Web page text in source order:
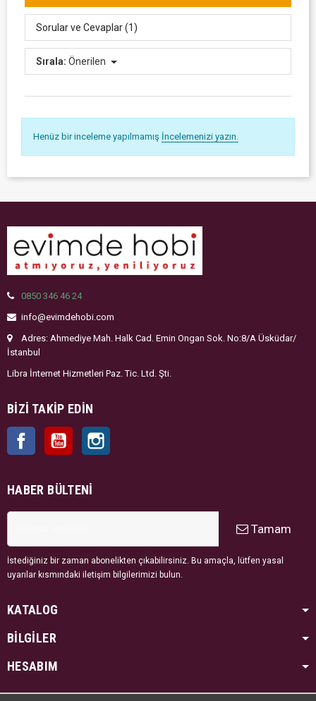
Sorular ve Cevaplar (1)
Sırala: Önerilen
Henüz bir inceleme yapılmamış İncelemenizi yazın.
0850 346 46 24
info@evimdehobi.com
Adres: Ahmediye Mah. Halk Cad. Emin Ongan Sok. No:8/A Üsküdar/
İstanbul
Libra İnternet Hizmetleri Paz. Tic. Ltd. Şti.
BIZI TAKIP EDIN
Facebook YouTube
HABER BÜLTENI
Tamam
İstediğiniz bir zaman abonelikten çıkabilirsiniz. Bu amaçla, lütfen yasal
uyarılar kısmındaki iletişim bilgilerimizi bulun.
KATALOG
BİLGİLER
HESABIM